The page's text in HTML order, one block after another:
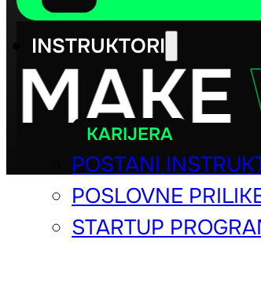
INSTRUKTORI
KARIJERA
POSTANI
POSLOVNE
STARTUP